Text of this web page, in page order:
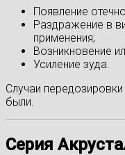
Появление
Раздражение в
применения;
Возникновение
Усиление зуда.
Случаи
были.
Серия